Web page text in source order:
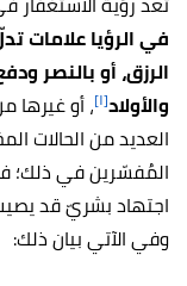
في الرؤيا علامات
الرزق، أو بالنصر
والأولاد[١] ، أو غيرها
العديد من الحالات
المُفسّرين في ذلك؛
اجتهاد بشريّ قد
وفي الآتي بيان ذلك: